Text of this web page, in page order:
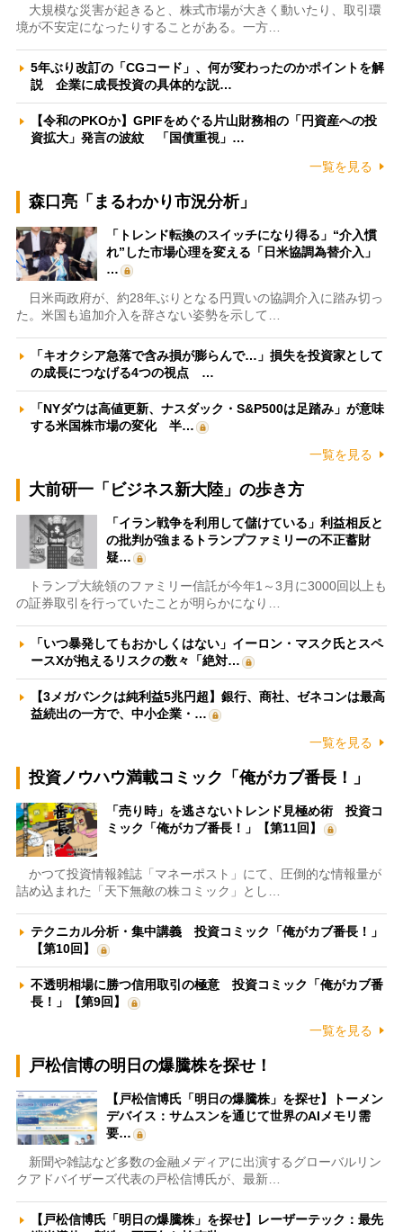
大規模な災害が起きると、株式市場が大きく動いたり、取引環
境が不安定になったりすることがある。一方…
5年ぶり改訂の「CGコード」、何が変わったのかポイントを解
説 企業に成長投資の具体的な説…
【令和のPKOか】GPIFをめぐる片山財務相の「円資産への投
資拡大」発言の波紋 「国債重視」…
一覧を見る
森口亮「まるわかり市況分析」
「トレンド転換のスイッチになり得る」“介入慣
れ”した市場心理を変える「日米協調為替介入」
…
日米両政府が、約28年ぶりとなる円買いの協調介入に踏み切っ
た。米国も追加介入を辞さない姿勢を示して…
「キオクシア急落で含み損が膨らんで…」損失を投資家として
の成長につなげる4つの視点 …
「NYダウは高値更新、ナスダック・S&P500は足踏み」が意味
する米国株市場の変化 半…
一覧を見る
大前研一「ビジネス新大陸」の歩き方
「イラン戦争を利用して儲けている」利益相反と
の批判が強まるトランプファミリーの不正蓄財
疑…
トランプ大統領のファミリー信託が今年1～3月に3000回以上も
の証券取引を行っていたことが明らかになり…
「いつ暴発してもおかしくはない」イーロン・マスク氏とスペ
ースXが抱えるリスクの数々「絶対…
【3メガバンクは純利益5兆円超】銀行、商社、ゼネコンは最高
益続出の一方で、中小企業・…
一覧を見る
投資ノウハウ満載コミック「俺がカブ番長！」
「売り時」を逃さないトレンド見極め術 投資コ
ミック「俺がカブ番長！」【第11回】
かつて投資情報雑誌「マネーポスト」にて、圧倒的な情報量が
詰め込まれた「天下無敵の株コミック」とし…
テクニカル分析・集中講義 投資コミック「俺がカブ番長！」
【第10回】
不透明相場に勝つ信用取引の極意 投資コミック「俺がカブ番
長！」【第9回】
一覧を見る
戸松信博の明日の爆騰株を探せ！
【戸松信博氏「明日の爆騰株」を探せ】トーメン
デバイス：サムスンを通じて世界のAIメモリ需
要…
新聞や雑誌など多数の金融メディアに出演するグローバルリン
クアドバイザーズ代表の戸松信博氏が、最新…
【戸松信博氏「明日の爆騰株」を探せ】レーザーテック：最先